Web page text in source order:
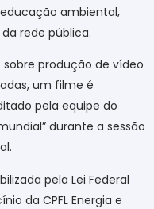
ambiental,
rede pública.
produção de vídeo
um filme é
pela equipe do
durante a sessão
pela Lei Federal
da CPFL Energia e